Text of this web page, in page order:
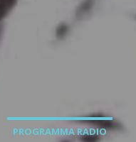
PROGRAMMA RADIO